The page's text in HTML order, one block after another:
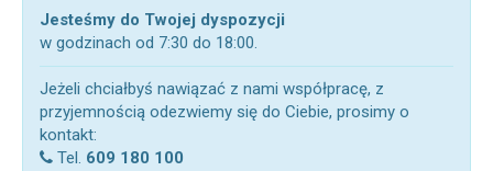
Jesteśmy do Twojej dyspozycji
w godzinach od 7:30 do 18:00.
Jeżeli chciałbyś nawiązać z nami współpracę, z
przyjemnością odezwiemy się do Ciebie, prosimy o
kontakt:
Tel. 609 180 100